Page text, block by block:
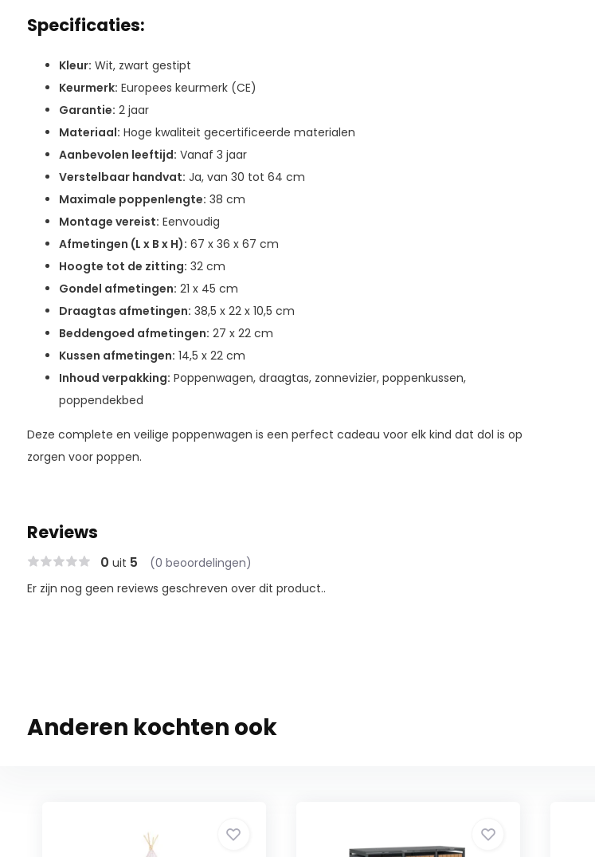
Specificaties:
Kleur: Wit, zwart gestipt
Keurmerk: Europees keurmerk (CE)
Garantie: 2 jaar
Materiaal: Hoge kwaliteit gecertificeerde materialen
Aanbevolen leeftijd: Vanaf 3 jaar
Verstelbaar handvat: Ja, van 30 tot 64 cm
Maximale poppenlengte: 38 cm
Montage vereist: Eenvoudig
Afmetingen (L x B x H): 67 x 36 x 67 cm
Hoogte tot de zitting: 32 cm
Gondel afmetingen: 21 x 45 cm
Draagtas afmetingen: 38,5 x 22 x 10,5 cm
Beddengoed afmetingen: 27 x 22 cm
Kussen afmetingen: 14,5 x 22 cm
Inhoud verpakking: Poppenwagen, draagtas, zonnevizier, poppenkussen,
poppendekbed
Deze complete en veilige poppenwagen is een perfect cadeau voor elk kind dat dol is op
zorgen voor poppen.
Reviews
0 uit 5 (0 beoordelingen)
Er zijn nog geen reviews geschreven over dit product..
Anderen kochten ook